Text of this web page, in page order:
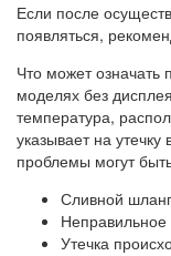
Если после
появляться,
Что может означать
моделях без
температура,
указывает на
проблемы могут
Сливной
Утечка